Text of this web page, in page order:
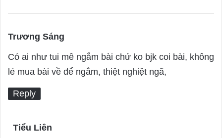
Trương Sáng
a
y
Có ai như tui mê ngắm bài chứ ko bjk coi bài, không
lẻ mua bài về để ngắm, thiệt nghiệt ngã,
Reply
Tiểu Liên